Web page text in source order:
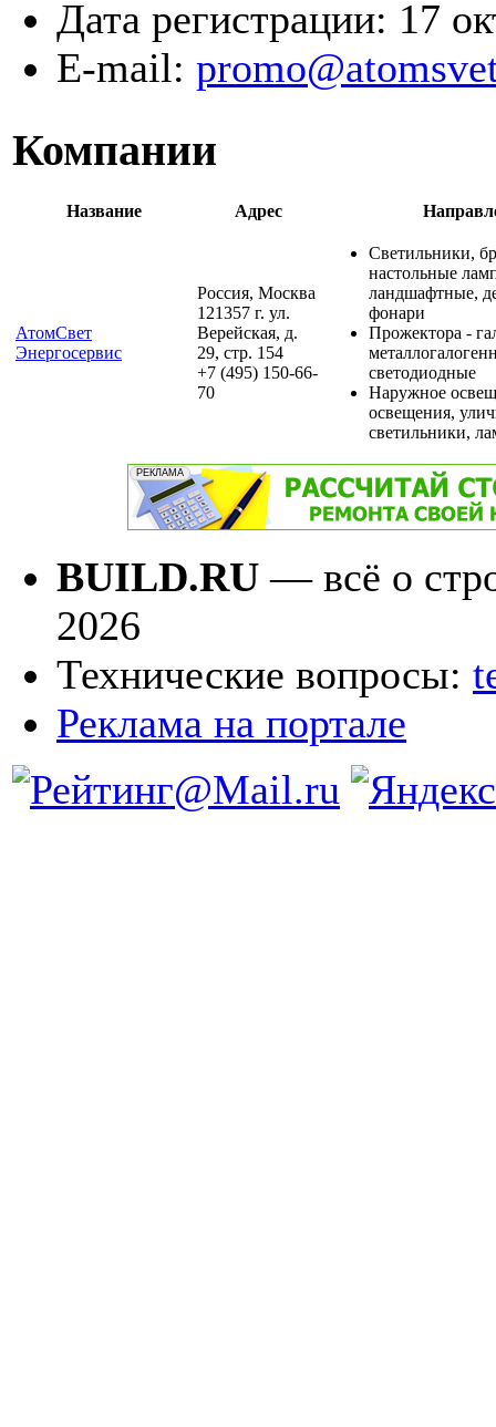
Дата регистрации: 17
E-mail:
Компании
Название Адрес
АтомСвет
Энергосервис
Россия, Москва
121357 г. ул.
Верейская, д.
29, стр. 154
+7 (495) 150-66-
70
Светильники,
настольные
ландшафтные,
фонари
Прожектора -
светодиодные
Наружное
освещения,
светильники,
BUILD.RU — всё о
2026
Технические вопросы:
Реклама на портале